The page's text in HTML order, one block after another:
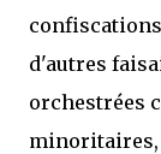
d'autres
orchestrées
minoritaires,